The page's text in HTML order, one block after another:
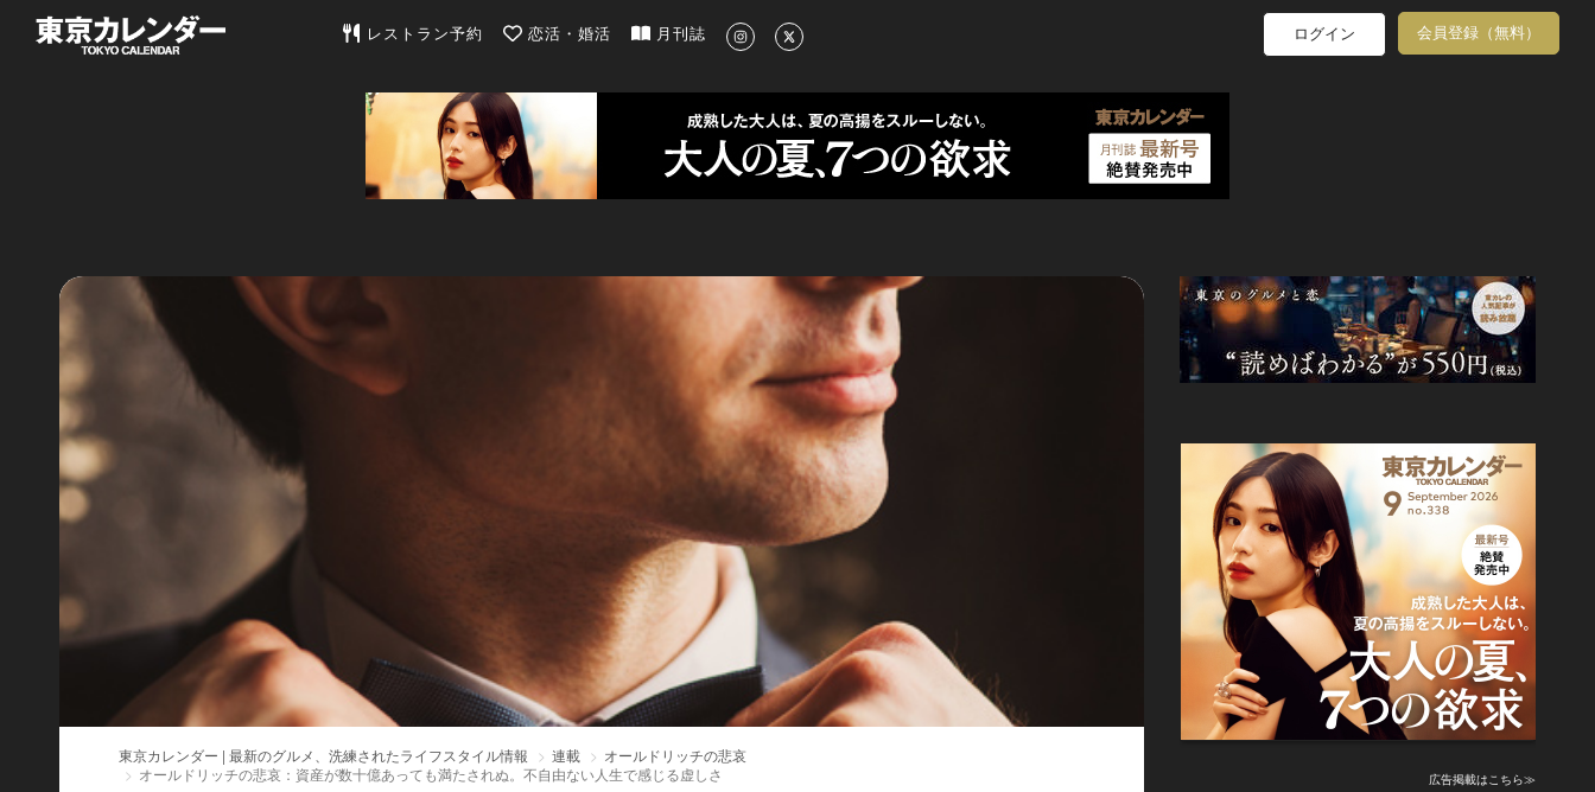
東京カレンダー | 最新のグルメ、洗練されたライフスタイル情報
レストラン予約 恋活・婚活 月刊誌 ログイン 会員登録（無料）
東京カレンダー | 最新のグルメ、洗練されたライフスタイル情報 連載
オールドリッチの悲哀
オールドリッチの悲哀：資産が数十億あっても満たされぬ。不自由ない人生で感じる虚しさ
広告掲載はこちら≫